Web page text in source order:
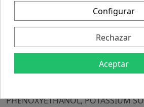
Aplicar sobre el cabello
masaje y aclarar con suficiente agua.
Composición
AQUA, COCAMIDOPROPYL
PHENOXYETHANOL, POTASSIUM
Configurar
Rechazar
Aceptar